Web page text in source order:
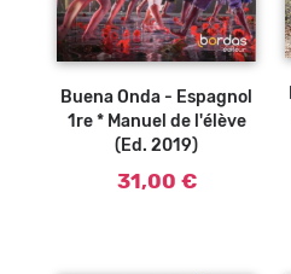
Ajouter au
Buena Onda - Espagnol
1re * Manuel de l'élève
(Ed. 2019)
31,00 €